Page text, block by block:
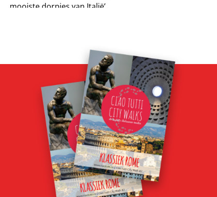
mooiste dorpjes van Italië’....